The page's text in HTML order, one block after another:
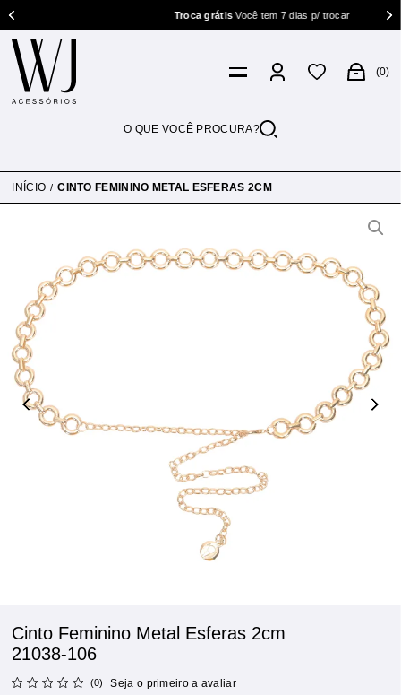
Troca grátisVocê tem 7 dias p/ trocar
0
INÍCIO CINTO FEMININO METAL ESFERAS 2CM
Cinto Feminino Metal Esferas 2cm
21038-106
(0) Seja o primeiro a avaliar